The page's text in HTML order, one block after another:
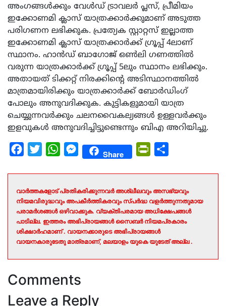
അംഗങ്ങള്‍ക്കും വേള്‍ഡ് ട്രാവലര്‍ പ്ലസ്, പ്രീമിയം
ഇക്കോണമി ക്ലാസ് യാത്രക്കാര്‍ക്കുമാണ് അടുത്ത
പരിഗണന ലഭിക്കുക. പ്രത്യേക സ്റ്റാറ്റസ് ഇല്ലാത്ത
ഇക്കോണമി ക്ലാസ് യാത്രക്കാര്‍ക്ക് ഗ്രൂപ്പ് 4ലാണ്
സ്ഥാനം. ഹാന്‍ഡ് ബാഗോജ് ഒണ്‍ലി ഗണത്തില്‍
വരുന്ന യാത്രക്കാര്‍ക്ക് ഗ്രൂപ്പ് 5ലും സ്ഥാനം ലഭിക്കും.
അതായത് ടിക്കറ്റ് നിരക്കിന്റെ അടിസ്ഥാനത്തില്‍
മാത്രമായിരിക്കും യാത്രക്കാര്‍ക്ക് ബോര്‍ഡിംഗ്
പോലും അനുവദിക്കുക. കുട്ടികളുമായി യാത്ര
ചെയ്യുന്നവര്‍ക്കും ചലനവൈകല്യങ്ങള്‍ ഉള്ളവര്‍ക്കും
ഇളവുകള്‍ അനുവദിച്ചിട്ടുണ്ടെന്നും ബിഎ അറിയിച്ചു.
Facebook
Twitter WhatsAppMessengerShare PrintFriendly
വാർത്തകളോട് പ്രതികരിക്കുന്നവർ അശ്ലീലവും അസഭ്യവും
നിയമവിരുദ്ധവും അപകീർത്തികരവും സ്പർദ്ധ വളർത്തുന്നതുമായ
പരാമർശങ്ങൾ ഒഴിവാക്കുക. വ്യക്തിപരമായ അധിക്ഷേപങ്ങൾ
പാടില്ല. ഇത്തരം അഭിപ്രായങ്ങൾ സൈബർ നിയമപ്രകാരം
ശിക്ഷാർഹമാണ് . വായനക്കാരുടെ അഭിപ്രായങ്ങൾ
വായനകാരുടേതു മാത്രമാണ്, മലയാളം യുകെ യുടേത് അല്ല .
Comments
Leave a Reply